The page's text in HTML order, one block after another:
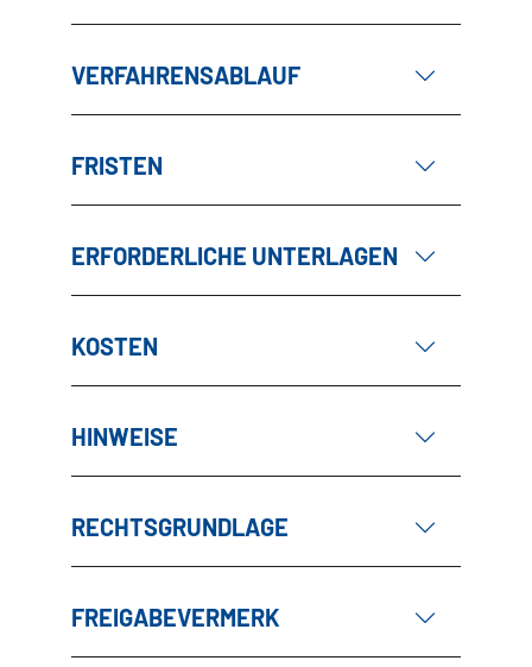
VERFAHRENSABLAUF
FRISTEN
ERFORDERLICHE UNTERLAGEN
KOSTEN
HINWEISE
RECHTSGRUNDLAGE
FREIGABEVERMERK